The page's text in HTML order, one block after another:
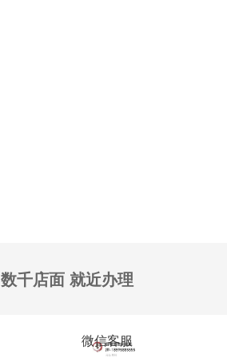
数千店面 就近办理
微信客服